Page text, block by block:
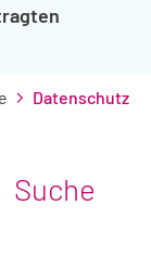
Datenschutz
Suche